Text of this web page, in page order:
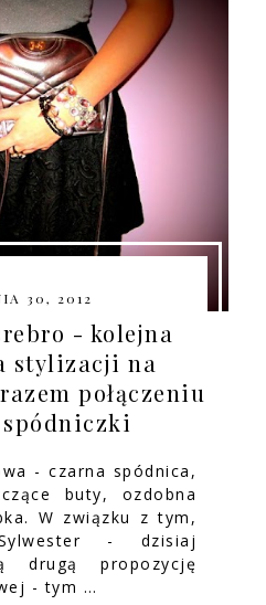
30, 2012
- kolejna
stylizacji na
połączeniu
- czarna spódnica,
buty, ozdobna
W związku z tym,
- dzisiaj
drugą propozycję
- tym …